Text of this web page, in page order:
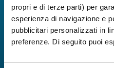
propri e di terze parti) per
esperienza di navigazione e
pubblicitari personalizzati in
preferenze. Di seguito puoi